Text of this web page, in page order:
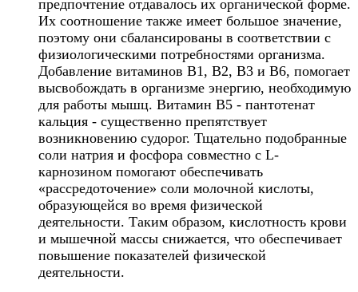
предпочтение отдавалось их органической форме.
Их соотношение также имеет большое значение,
поэтому они сбалансированы в соответствии с
физиологическими потребностями организма.
Добавление витаминов B1, B2, B3 и B6, помогает
высвобождать в организме энергию, необходимую
для работы мышц. Витамин B5 - пантотенат
кальция - существенно препятствует
возникновению судорог. Тщательно подобранные
соли натрия и фосфора совместно с L-
карнозином помогают обеспечивать
«рассредоточение» соли молочной кислоты,
образующейся во время физической
деятельности. Таким образом, кислотность крови
и мышечной массы снижается, что обеспечивает
повышение показателей физической
деятельности.